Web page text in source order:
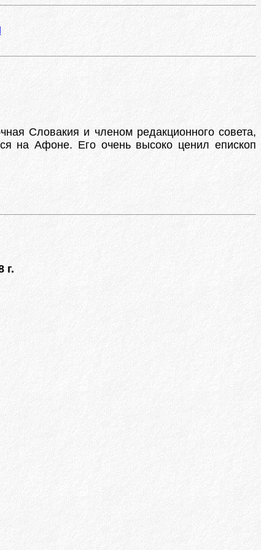
Словакия и членом редакционного совета,
на Афоне. Его очень высоко ценил епископ
г.